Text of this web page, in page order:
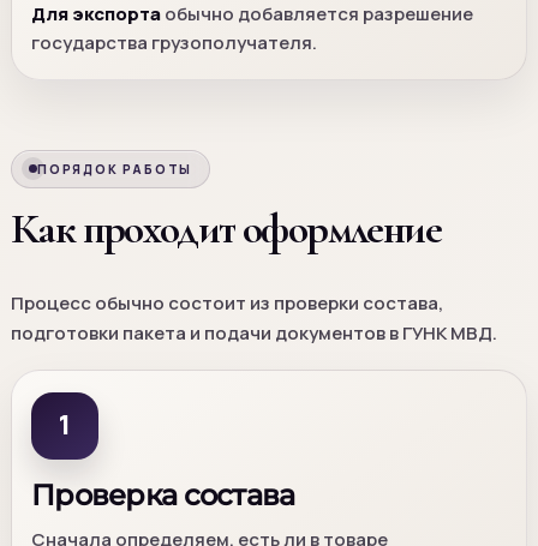
Для экспортаобычно добавляется разрешение
государства грузополучателя.
ПОРЯДОК РАБОТЫ
Как проходит оформление
Процесс обычно состоит из проверки состава,
подготовки пакета и подачи документов в ГУНК МВД.
1
Проверка состава
Сначала определяем, есть ли в товаре